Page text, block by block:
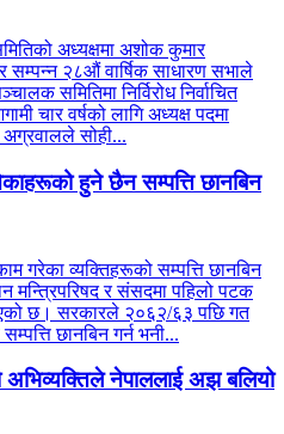
अध्यक्षमा अशोक कुमार
२८औं वार्षिक साधारण सभाले
समितिमा निर्विरोध निर्वाचित
चार वर्षको लागि अध्यक्ष पदमा
सोही...
हुने छैन सम्पत्ति छानबिन
गरेका व्यक्तिहरूको सम्पत्ति छानबिन
मन्त्रिपरिषद र संसदमा पहिलो पटक
छ। सरकारले २०६२/६३ पछि गत
छानबिन गर्न भनी...
अभिव्यक्तिले नेपाललाई अझ बलियो